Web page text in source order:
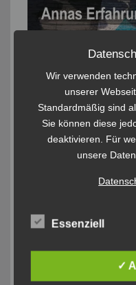
Wir verwenden
unserer
Standardmäßig sind
Sie können diese
deaktivieren. Für
unsere
Essenziell
✓